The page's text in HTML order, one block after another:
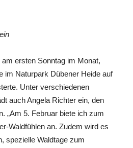
ersten Sonntag im Monat,
im Naturpark Dübener Heide auf
Unter verschiedenen
auch Angela Richter ein, den
„Am 5. Februar biete ich zum
Waldfühlen an. Zudem wird es
spezielle Waldtage zum